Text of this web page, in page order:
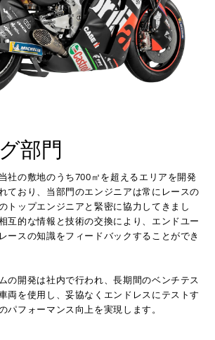
部門
社の敷地のうち700㎡を超えるエリアを開発
ており、当部門のエンジニアは常にレースの
トップエンジニアと緊密に協力してきまし
互的な情報と技術の交換により、エンドユー
ースの知識をフィードバックすることができ
の開発は社内で行われ、長期間のベンチテス
両を使用し、妥協なくエンドレスにテストす
パフォーマンス向上を実現します。